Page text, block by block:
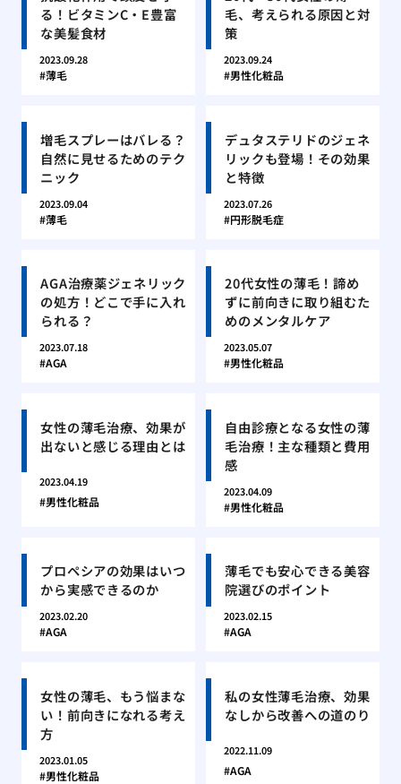
る！ビタミンC・E豊富
な美髪食材
2023.09.28
薄毛
毛、考えられる原因と対
策
2023.09.24
男性化粧品
増毛スプレーはバレる？
自然に見せるためのテク
ニック
2023.09.04
薄毛
デュタステリドのジェネ
リックも登場！その効果
と特徴
2023.07.26
円形脱毛症
AGA治療薬ジェネリック
の処方！どこで手に入れ
られる？
2023.07.18
AGA
20代女性の薄毛！諦め
ずに前向きに取り組むた
めのメンタルケア
2023.05.07
男性化粧品
女性の薄毛治療、効果が
出ないと感じる理由とは
2023.04.19
男性化粧品
自由診療となる女性の薄
毛治療！主な種類と費用
感
2023.04.09
男性化粧品
プロペシアの効果はいつ
から実感できるのか
2023.02.20
AGA
薄毛でも安心できる美容
院選びのポイント
2023.02.15
AGA
女性の薄毛、もう悩まな
い！前向きになれる考え
方
2023.01.05
男性化粧品
私の女性薄毛治療、効果
なしから改善への道のり
2022.11.09
AGA